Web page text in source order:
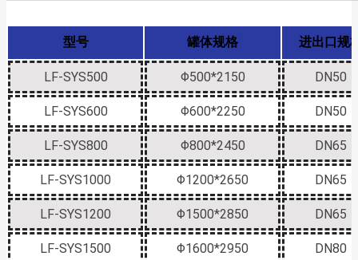
型号 罐体规格 进出口规
LF-SYS500 Φ500*2150 DN50
LF-SYS600 Φ600*2250 DN50
LF-SYS800 Φ800*2450 DN65
LF-SYS1000 Φ1200*2650 DN65
LF-SYS1200 Φ1500*2850 DN65
LF-SYS1500 Φ1600*2950 DN80